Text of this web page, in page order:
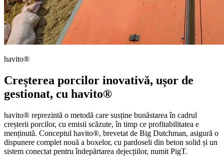
havito®
Creșterea porcilor inovativă, ușor de
gestionat, cu havito®
havito® reprezintă o metodă care susține bunăstarea în cadrul
creșterii porcilor, cu emisii scăzute, în timp ce profitabilitatea e
menținută. Conceptul havito®, brevetat de Big Dutchman, asigură o
dispunere complet nouă a boxelor, cu pardoseli din beton solid și un
sistem conectat pentru îndepărtarea dejecțiilor, numit PigT.